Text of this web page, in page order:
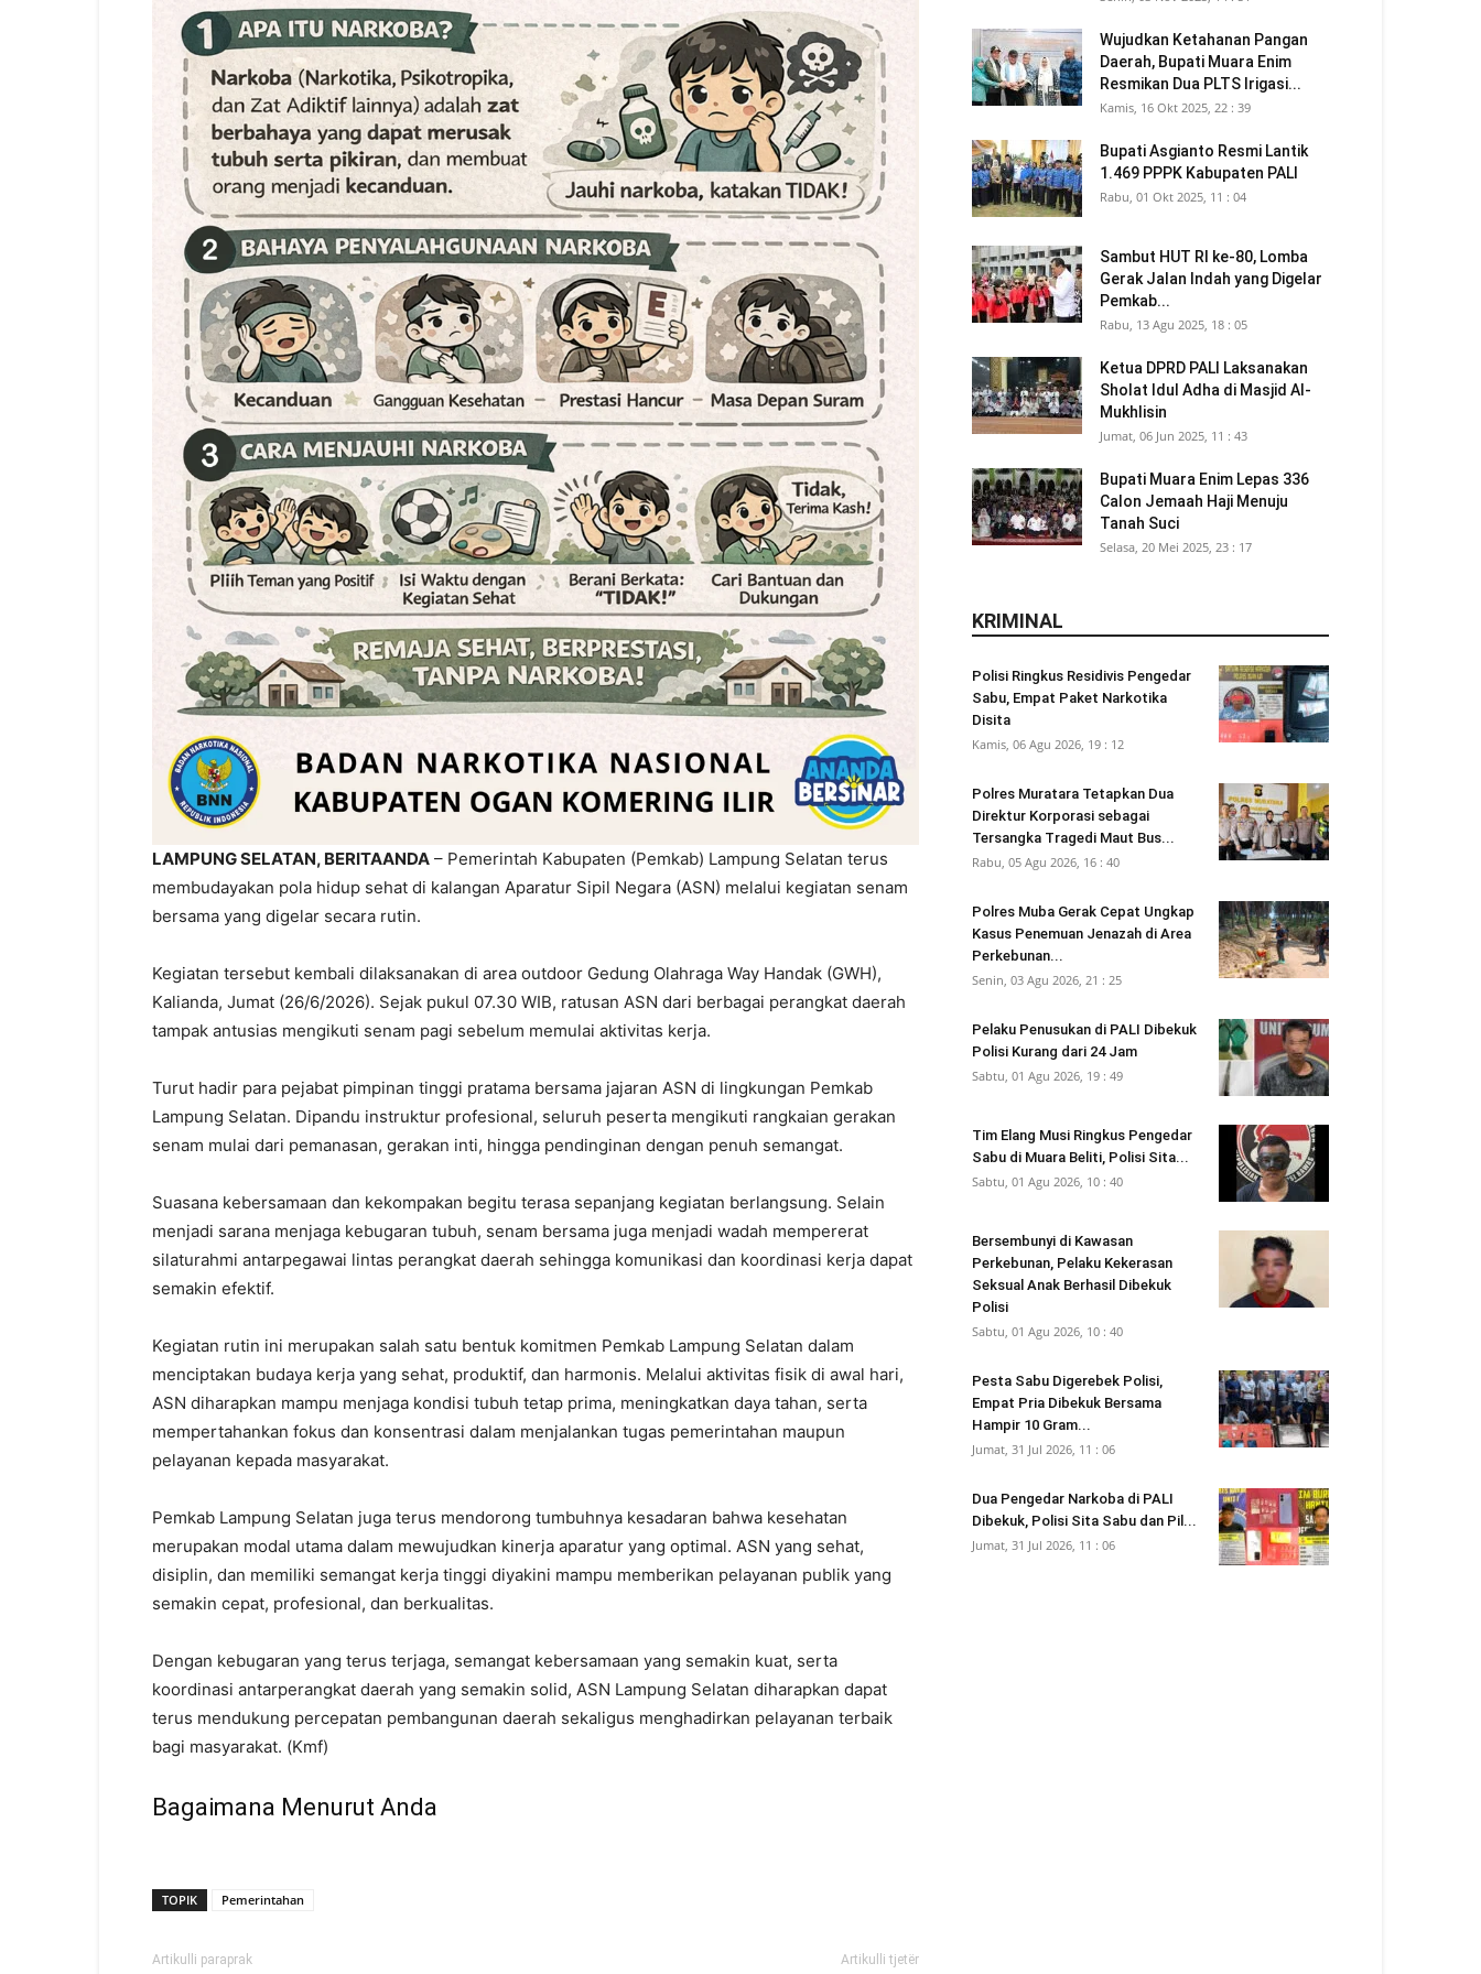
LAMPUNG SELATAN, BERITAANDA – Pemerintah Kabupaten (Pemkab) Lampung Selatan terus
membudayakan pola hidup sehat di kalangan Aparatur Sipil Negara (ASN) melalui kegiatan senam
bersama yang digelar secara rutin.
Kegiatan tersebut kembali dilaksanakan di area outdoor Gedung Olahraga Way Handak (GWH),
Kalianda, Jumat (26/6/2026). Sejak pukul 07.30 WIB, ratusan ASN dari berbagai perangkat daerah
tampak antusias mengikuti senam pagi sebelum memulai aktivitas kerja.
Turut hadir para pejabat pimpinan tinggi pratama bersama jajaran ASN di lingkungan Pemkab
Lampung Selatan. Dipandu instruktur profesional, seluruh peserta mengikuti rangkaian gerakan
senam mulai dari pemanasan, gerakan inti, hingga pendinginan dengan penuh semangat.
Suasana kebersamaan dan kekompakan begitu terasa sepanjang kegiatan berlangsung. Selain
menjadi sarana menjaga kebugaran tubuh, senam bersama juga menjadi wadah mempererat
silaturahmi antarpegawai lintas perangkat daerah sehingga komunikasi dan koordinasi kerja dapat
semakin efektif.
Kegiatan rutin ini merupakan salah satu bentuk komitmen Pemkab Lampung Selatan dalam
menciptakan budaya kerja yang sehat, produktif, dan harmonis. Melalui aktivitas fisik di awal hari,
ASN diharapkan mampu menjaga kondisi tubuh tetap prima, meningkatkan daya tahan, serta
mempertahankan fokus dan konsentrasi dalam menjalankan tugas pemerintahan maupun
pelayanan kepada masyarakat.
Pemkab Lampung Selatan juga terus mendorong tumbuhnya kesadaran bahwa kesehatan
merupakan modal utama dalam mewujudkan kinerja aparatur yang optimal. ASN yang sehat,
disiplin, dan memiliki semangat kerja tinggi diyakini mampu memberikan pelayanan publik yang
semakin cepat, profesional, dan berkualitas.
Dengan kebugaran yang terus terjaga, semangat kebersamaan yang semakin kuat, serta
koordinasi antarperangkat daerah yang semakin solid, ASN Lampung Selatan diharapkan dapat
terus mendukung percepatan pembangunan daerah sekaligus menghadirkan pelayanan terbaik
bagi masyarakat. (Kmf)
Bagaimana Menurut Anda
TOPIK Pemerintahan
Artikulli paraprak Artikulli tjetër
Wujudkan Ketahanan Pangan
Daerah, Bupati Muara Enim
Resmikan Dua PLTS Irigasi...
Kamis, 16 Okt 2025, 22 : 39
Bupati Asgianto Resmi Lantik
1.469 PPPK Kabupaten PALI
Rabu, 01 Okt 2025, 11 : 04
Sambut HUT RI ke-80, Lomba
Gerak Jalan Indah yang Digelar
Pemkab...
Rabu, 13 Agu 2025, 18 : 05
Ketua DPRD PALI Laksanakan
Sholat Idul Adha di Masjid Al-
Mukhlisin
Jumat, 06 Jun 2025, 11 : 43
Bupati Muara Enim Lepas 336
Calon Jemaah Haji Menuju
Tanah Suci
Selasa, 20 Mei 2025, 23 : 17
KRIMINAL
Polisi Ringkus Residivis Pengedar
Sabu, Empat Paket Narkotika
Disita
Kamis, 06 Agu 2026, 19 : 12
Polres Muratara Tetapkan Dua
Direktur Korporasi sebagai
Tersangka Tragedi Maut Bus...
Rabu, 05 Agu 2026, 16 : 40
Polres Muba Gerak Cepat Ungkap
Kasus Penemuan Jenazah di Area
Perkebunan...
Senin, 03 Agu 2026, 21 : 25
Pelaku Penusukan di PALI Dibekuk
Polisi Kurang dari 24 Jam
Sabtu, 01 Agu 2026, 19 : 49
Tim Elang Musi Ringkus Pengedar
Sabu di Muara Beliti, Polisi Sita...
Sabtu, 01 Agu 2026, 10 : 40
Bersembunyi di Kawasan
Perkebunan, Pelaku Kekerasan
Seksual Anak Berhasil Dibekuk
Polisi
Sabtu, 01 Agu 2026, 10 : 40
Pesta Sabu Digerebek Polisi,
Empat Pria Dibekuk Bersama
Hampir 10 Gram...
Jumat, 31 Jul 2026, 11 : 06
Dua Pengedar Narkoba di PALI
Dibekuk, Polisi Sita Sabu dan Pil...
Jumat, 31 Jul 2026, 11 : 06